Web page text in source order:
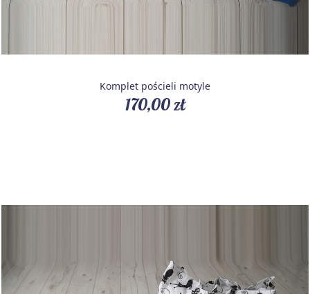
Komplet pościeli motyle
170,00 zł